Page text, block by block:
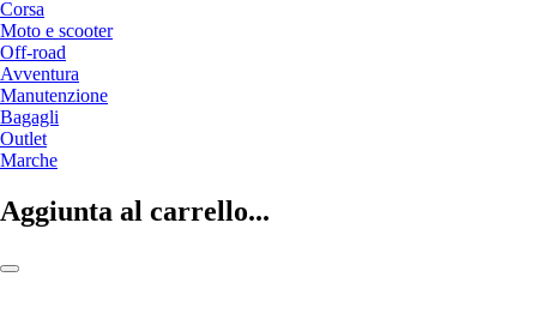
Corsa
Moto e scooter
Off-road
Avventura
Manutenzione
Bagagli
Outlet
Marche
Aggiunta al carrello...